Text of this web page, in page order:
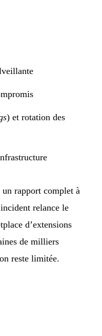
) et rotation des
rapport complet à
relance le
d’extensions
de milliers
reste limitée.